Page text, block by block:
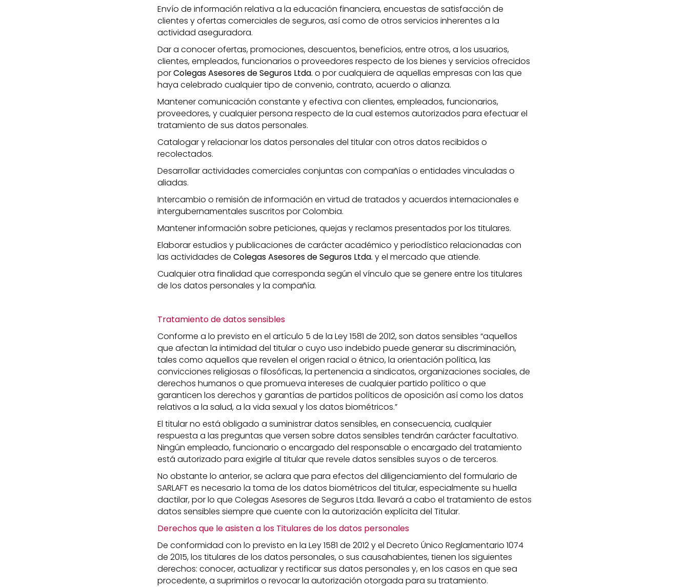
Envío de información relativa a la educación financiera, encuestas de satisfacción de
clientes y ofertas comerciales de seguros, así como de otros servicios inherentes a la
actividad aseguradora.
Dar a conocer ofertas, promociones, descuentos, beneficios, entre otros, a los usuarios,
clientes, empleados, funcionarios o proveedores respecto de los bienes y servicios ofrecidos
porColegas Asesores de Seguros Ltda. o por cualquiera de aquellas empresas con las que
haya celebrado cualquier tipo de convenio, contrato, acuerdo o alianza.
Mantener comunicación constante y efectiva con clientes, empleados, funcionarios,
proveedores, y cualquier persona respecto de la cual estemos autorizados para efectuar el
tratamiento de sus datos personales.
Catalogar y relacionar los datos personales del titular con otros datos recibidos o
recolectados.
Desarrollar actividades comerciales conjuntas con compañías o entidades vinculadas o
aliadas.
Intercambio o remisión de información en virtud de tratados y acuerdos internacionales e
intergubernamentales suscritos por Colombia.
Mantener información sobre peticiones, quejas y reclamos presentados por los titulares.
Elaborar estudios y publicaciones de carácter académico y periodístico relacionadas con
las actividades de Colegas Asesores de Seguros Ltda. y el mercado que atiende.
Cualquier otra finalidad que corresponda según el vínculo que se genere entre los titulares
de los datos personales y la compañía.
Tratamiento de datos sensibles
Conforme a lo previsto en el artículo 5 de la Ley 1581 de 2012, son datos sensibles “aquellos
que afectan la intimidad del titular o cuyo uso indebido puede generar su discriminación,
tales como aquellos que revelen el origen racial o étnico, la orientación política, las
convicciones religiosas o filosóficas, la pertenencia a sindicatos, organizaciones sociales, de
derechos humanos o que promueva intereses de cualquier partido político o que
garanticen los derechos y garantías de partidos políticos de oposición así como los datos
relativos a la salud, a la vida sexual y los datos biométricos.”
El titular no está obligado a suministrar datos sensibles, en consecuencia, cualquier
respuesta a las preguntas que versen sobre datos sensibles tendrán carácter facultativo.
Ningún empleado, funcionario o encargado del responsable o encargado del tratamiento
está autorizado para exigirle al titular que revele datos sensibles suyos o de terceros.
No obstante lo anterior, se aclara que para efectos del diligenciamiento del formulario de
SARLAFT es necesario la toma de los datos biométricos del titular, especialmente su huella
dactilar, por lo que Colegas Asesores de Seguros Ltda. llevará a cabo el tratamiento de estos
datos sensibles siempre que cuente con la autorización explícita del Titular.
Derechos que le asisten a los Titulares de los datos personales
De conformidad con lo previsto en la Ley 1581 de 2012 y el Decreto Único Reglamentario 1074
de 2015, los titulares de los datos personales, o sus causahabientes, tienen los siguientes
derechos: conocer, actualizar y rectificar sus datos personales y, en los casos en que sea
procedente, a suprimirlos o revocar la autorización otorgada para su tratamiento.